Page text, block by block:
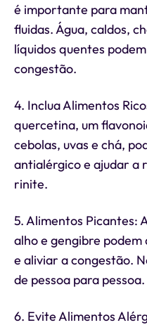
é importante para
fluidas. Água, caldos,
líquidos quentes
congestão.
4. Inclua Alimentos
quercetina, um
cebolas, uvas e chá,
antialérgico e ajudar a
rinite.
5. Alimentos Picantes:
alho e gengibre podem
e aliviar a congestão.
de pessoa para pessoa.
6. Evite Alimentos